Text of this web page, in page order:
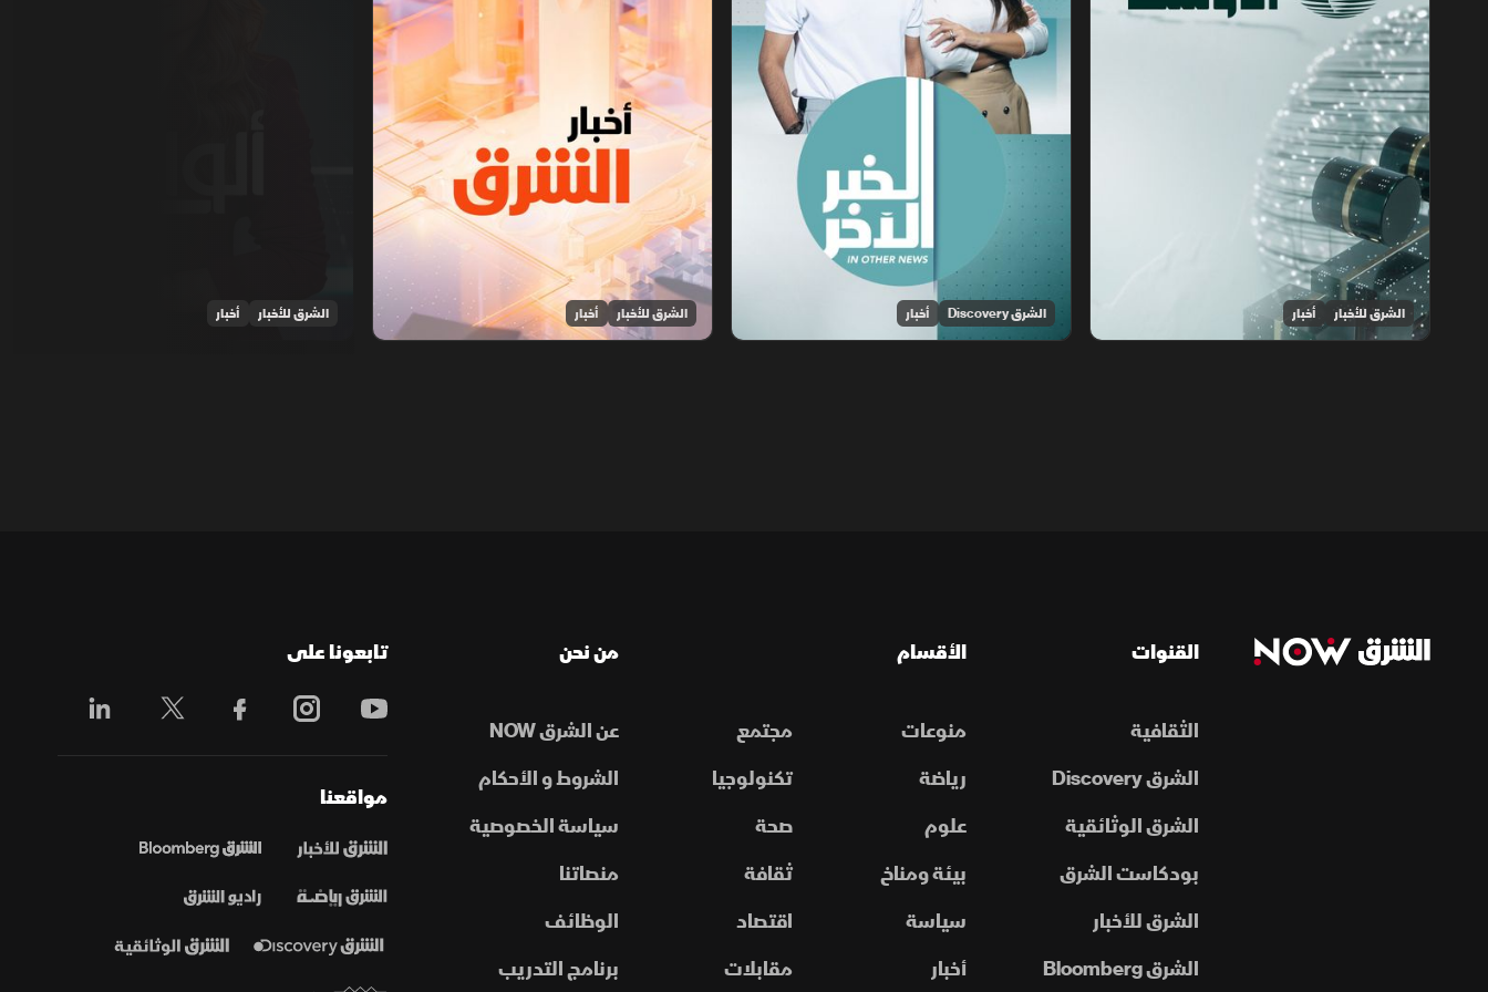
الشرق للأخبار أخبار الشرق Discovery أخبار الشرق للأخبار أخبار الشرق للأخبار أخبار
القنوات
الثقافية
الشرق Discovery
الشرق الوثائقية
بودكاست الشرق
الشرق للأخبار
الشرق Bloomberg
الأقسام
منوعات
مجتمع
رياضة
تكنولوجيا
علوم
صحة
بيئة ومناخ
ثقافة
سياسة
اقتصاد
أخبار
مقابلات
من نحن
عن الشرق NOW
الشروط و الأحكام
سياسة الخصوصية
منصاتنا
الوظائف
برنامج التدريب
تابعونا على
مواقعنا